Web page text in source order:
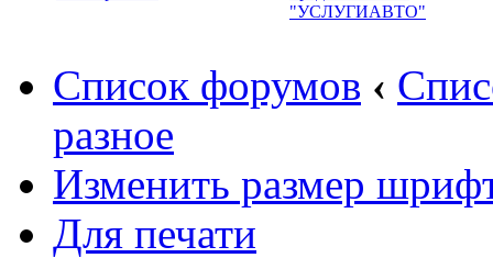
"УСЛУГИАВТО"
Список форумов ‹
разное
Изменить размер
Для печати